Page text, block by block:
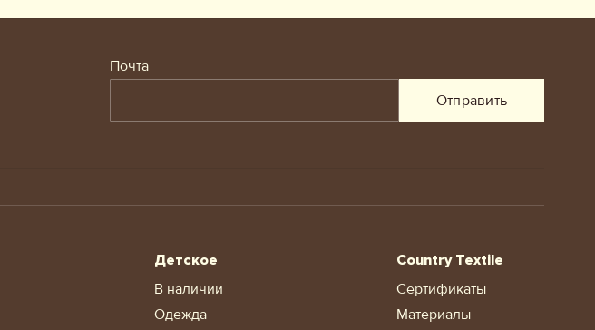
Почта
Отправить
Детское
В наличии
Одежда
Country Textile
Сертификаты
Материалы